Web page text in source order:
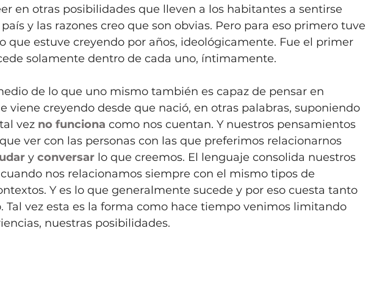
en otras posibilidades que lleven a los habitantes a sentirse
y las razones creo que son obvias. Pero para eso primero tuve
que estuve creyendo por años, ideológicamente. Fue el primer
solamente dentro de cada uno, íntimamente.
de lo que uno mismo también es capaz de pensar en
viene creyendo desde que nació, en otras palabras, suponiendo
vez no funciona como nos cuentan. Y nuestros pensamientos
ver con las personas con las que preferimos relacionarnos
y conversar lo que creemos. El lenguaje consolida nuestros
nos relacionamos siempre con el mismo tipos de
Y es lo que generalmente sucede y por eso cuesta tanto
Tal vez esta es la forma como hace tiempo venimos limitando
nuestras posibilidades.